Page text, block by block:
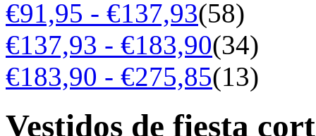
€91,95 - €137,93(58)
€137,93 - €183,90(34)
€183,90 - €275,85(13)
Vestidos de fiesta